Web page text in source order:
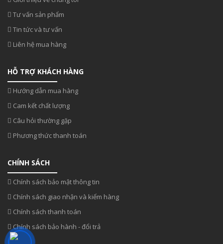
Tư vấn sản phẩm
Tin tức và tư vấn
Liên hệ mua hàng
HỖ TRỢ KHÁCH HÀNG
Hướng dẫn mua hàng
Cam kết chất lượng
Câu hỏi thường gặp
Phương thức thanh toán
CHÍNH SÁCH
Chính sách bảo mật thông tin
Chính sách giao nhận và kiểm hàng
Chính sách thanh toán
Chính sách bảo hành - đổi trả